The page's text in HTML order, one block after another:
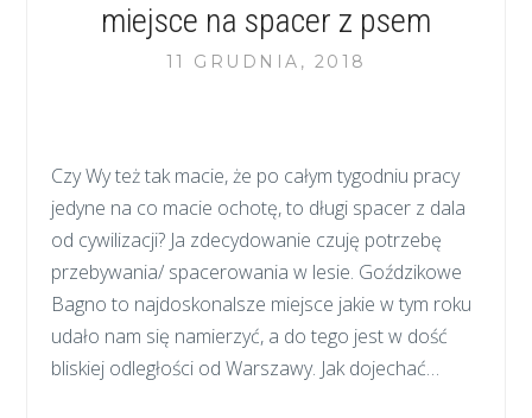
miejsce na spacer z psem
11 GRUDNIA, 2018
Czy Wy też tak macie, że po całym tygodniu pracy
jedyne na co macie ochotę, to długi spacer z dala
od cywilizacji? Ja zdecydowanie czuję potrzebę
przebywania/ spacerowania w lesie. Goździkowe
Bagno to najdoskonalsze miejsce jakie w tym roku
udało nam się namierzyć, a do tego jest w dość
bliskiej odległości od Warszawy. Jak dojechać…